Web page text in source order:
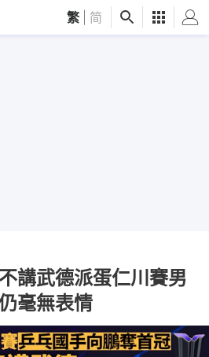
繁 简
講武德派蛋仁川賽男
毫無表情